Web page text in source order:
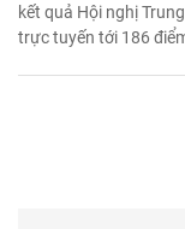
kết quả Hội nghị
trực tuyến tới 186